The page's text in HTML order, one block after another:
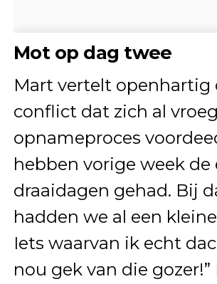
Mot op dag twee
Mart vertelt openhartig
conflict dat zich al
opnameproces
hebben vorige week de
draaidagen gehad. Bij
hadden we al een
Iets waarvan ik echt
nou gek van die gozer!”